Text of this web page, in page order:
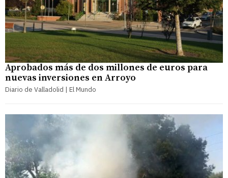
Aprobados más de dos millones de euros para
nuevas inversiones en Arroyo
Diario de Valladolid | El Mundo